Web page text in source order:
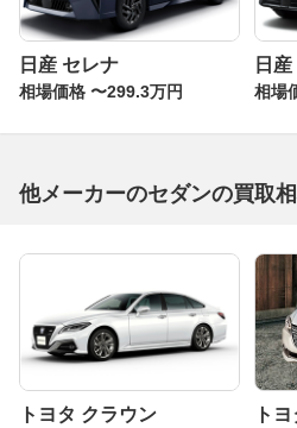
日産 セレナ
相場価格 〜299.3万円
日
相場
他メーカーのセダンの買取
トヨタ クラウン ト